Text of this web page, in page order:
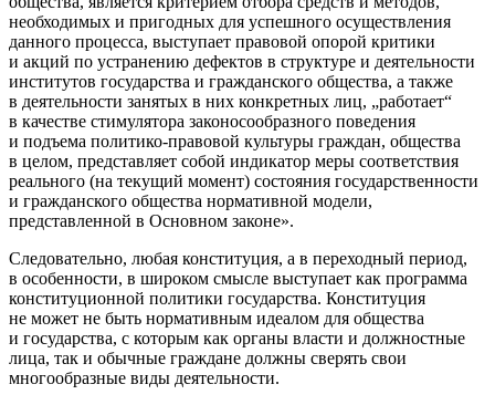
необходимых и пригодных для успешного осуществления
данного процесса, выступает правовой опорой критики
и акций по устранению дефектов в структуре и деятельности
институтов государства и гражданского общества, а также
в деятельности занятых в них конкретных лиц, „работает“
в качестве стимулятора законосообразного поведения
и подъема политико-правовой культуры граждан, общества
в целом, представляет собой индикатор меры соответствия
реального (на текущий момент) состояния государственности
и гражданского общества нормативной модели,
представленной в Основном законе».
Следовательно, любая конституция, а в переходный период,
в особенности, в широком смысле выступает как программа
конституционной политики государства. Конституция
не может не быть нормативным идеалом для общества
и государства, с которым как органы власти и должностные
лица, так и обычные граждане должны сверять свои
многообразные виды деятельности.